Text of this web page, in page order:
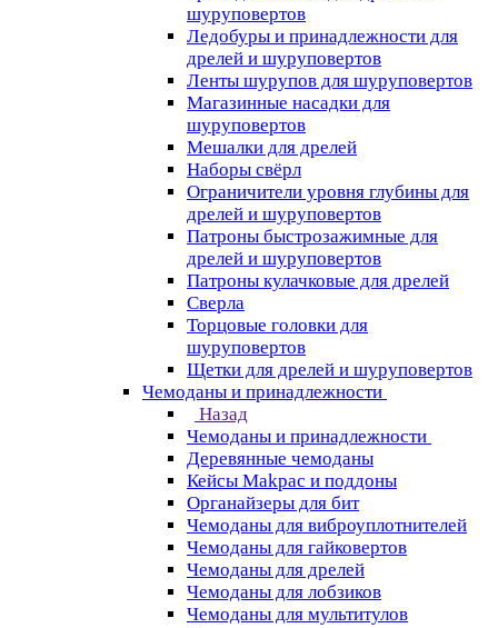
шуруповертов
Ледобуры и принадлежности для
дрелей и шуруповертов
Ленты шурупов для шуруповертов
Магазинные насадки для
шуруповертов
Мешалки для дрелей
Наборы свёрл
Ограничители уровня глубины для
дрелей и шуруповертов
Патроны быстрозажимные для
дрелей и шуруповертов
Патроны кулачковые для дрелей
Сверла
Торцовые головки для
шуруповертов
Щетки для дрелей и шуруповертов
Чемоданы и принадлежности
Назад
Чемоданы и принадлежности
Деревянные чемоданы
Кейсы Makpac и поддоны
Органайзеры для бит
Чемоданы для виброуплотнителей
Чемоданы для гайковертов
Чемоданы для дрелей
Чемоданы для лобзиков
Чемоданы для мультитулов